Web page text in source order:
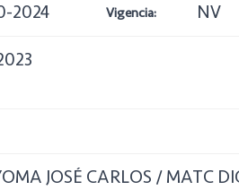
2024 Vigencia: NV
JOSÉ CARLOS / MATC